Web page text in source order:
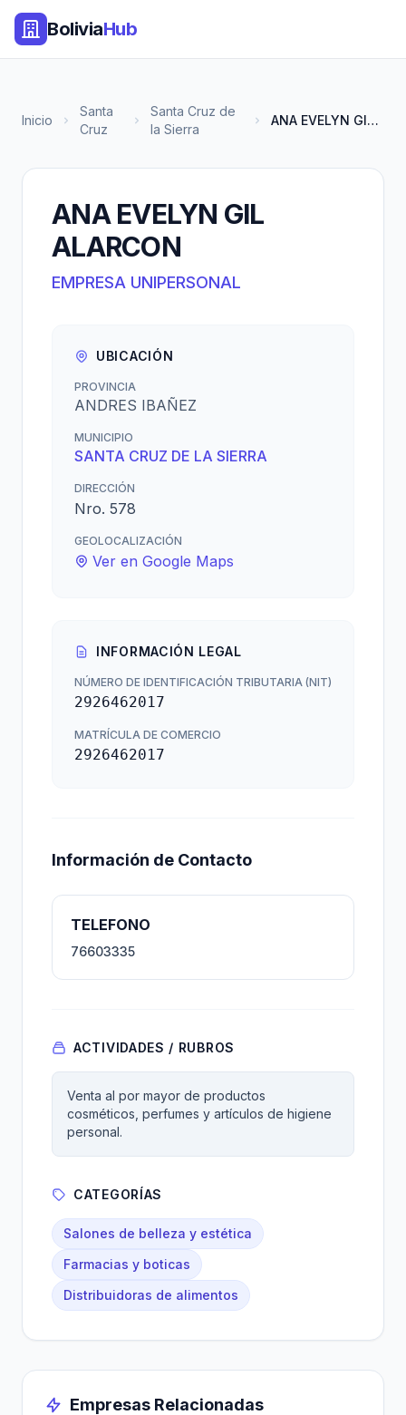
BoliviaHub
Inicio
Santa
Cruz
Santa Cruz de
la Sierra
ANA EVELYN GIL ALARCON
ANA EVELYN GIL
ALARCON
EMPRESA UNIPERSONAL
UBICACIÓN
PROVINCIA
ANDRES IBAÑEZ
MUNICIPIO
SANTA CRUZ DE LA SIERRA
DIRECCIÓN
Nro. 578
GEOLOCALIZACIÓN
Ver en Google Maps
INFORMACIÓN LEGAL
NÚMERO DE IDENTIFICACIÓN TRIBUTARIA (NIT)
2926462017
MATRÍCULA DE COMERCIO
2926462017
Información de Contacto
TELEFONO
76603335
ACTIVIDADES / RUBROS
Venta al por mayor de productos
cosméticos, perfumes y artículos de higiene
personal.
CATEGORÍAS
Salones de belleza y estética
Farmacias y boticas
Distribuidoras de alimentos
Empresas Relacionadas